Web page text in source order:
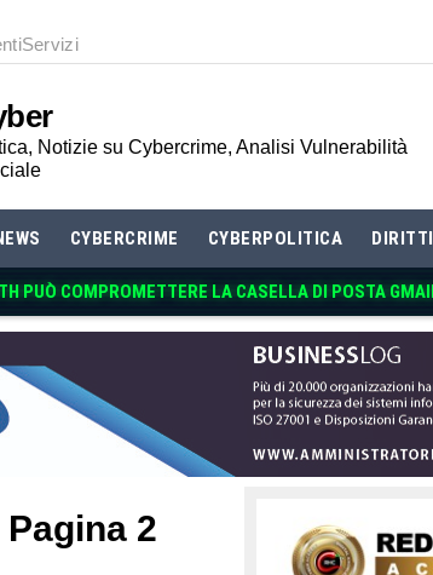
Servizi
Notizie su Cybercrime, Analisi Vulnerabilità
CYBERCRIME CYBERPOLITICA DIRITTI
PUÒ COMPROMETTERE LA
2